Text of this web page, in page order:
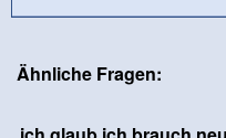
Ähnliche Fragen: